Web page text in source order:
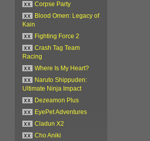
xx
Corpse Party
xx
Blood Omen: Legacy of
Kain
xx
Fighting Force 2
xx
Crash Tag Team
Racing
xx
Where Is My Heart?
xx
Naruto Shippuden:
Ultimate Ninja Impact
xx
Dezeamon Plus
xx
EyePet Adventures
xx
Cladun X2
xx
Cho Aniki